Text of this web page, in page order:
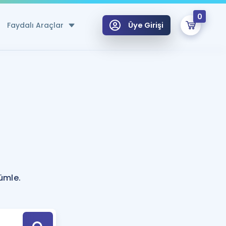
Faydalı Araçlar
Hesaplama Aracı
için Öneriler
Tek Takvimde
Üye Girişi
0